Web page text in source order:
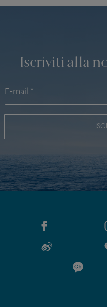
Iscriviti alla